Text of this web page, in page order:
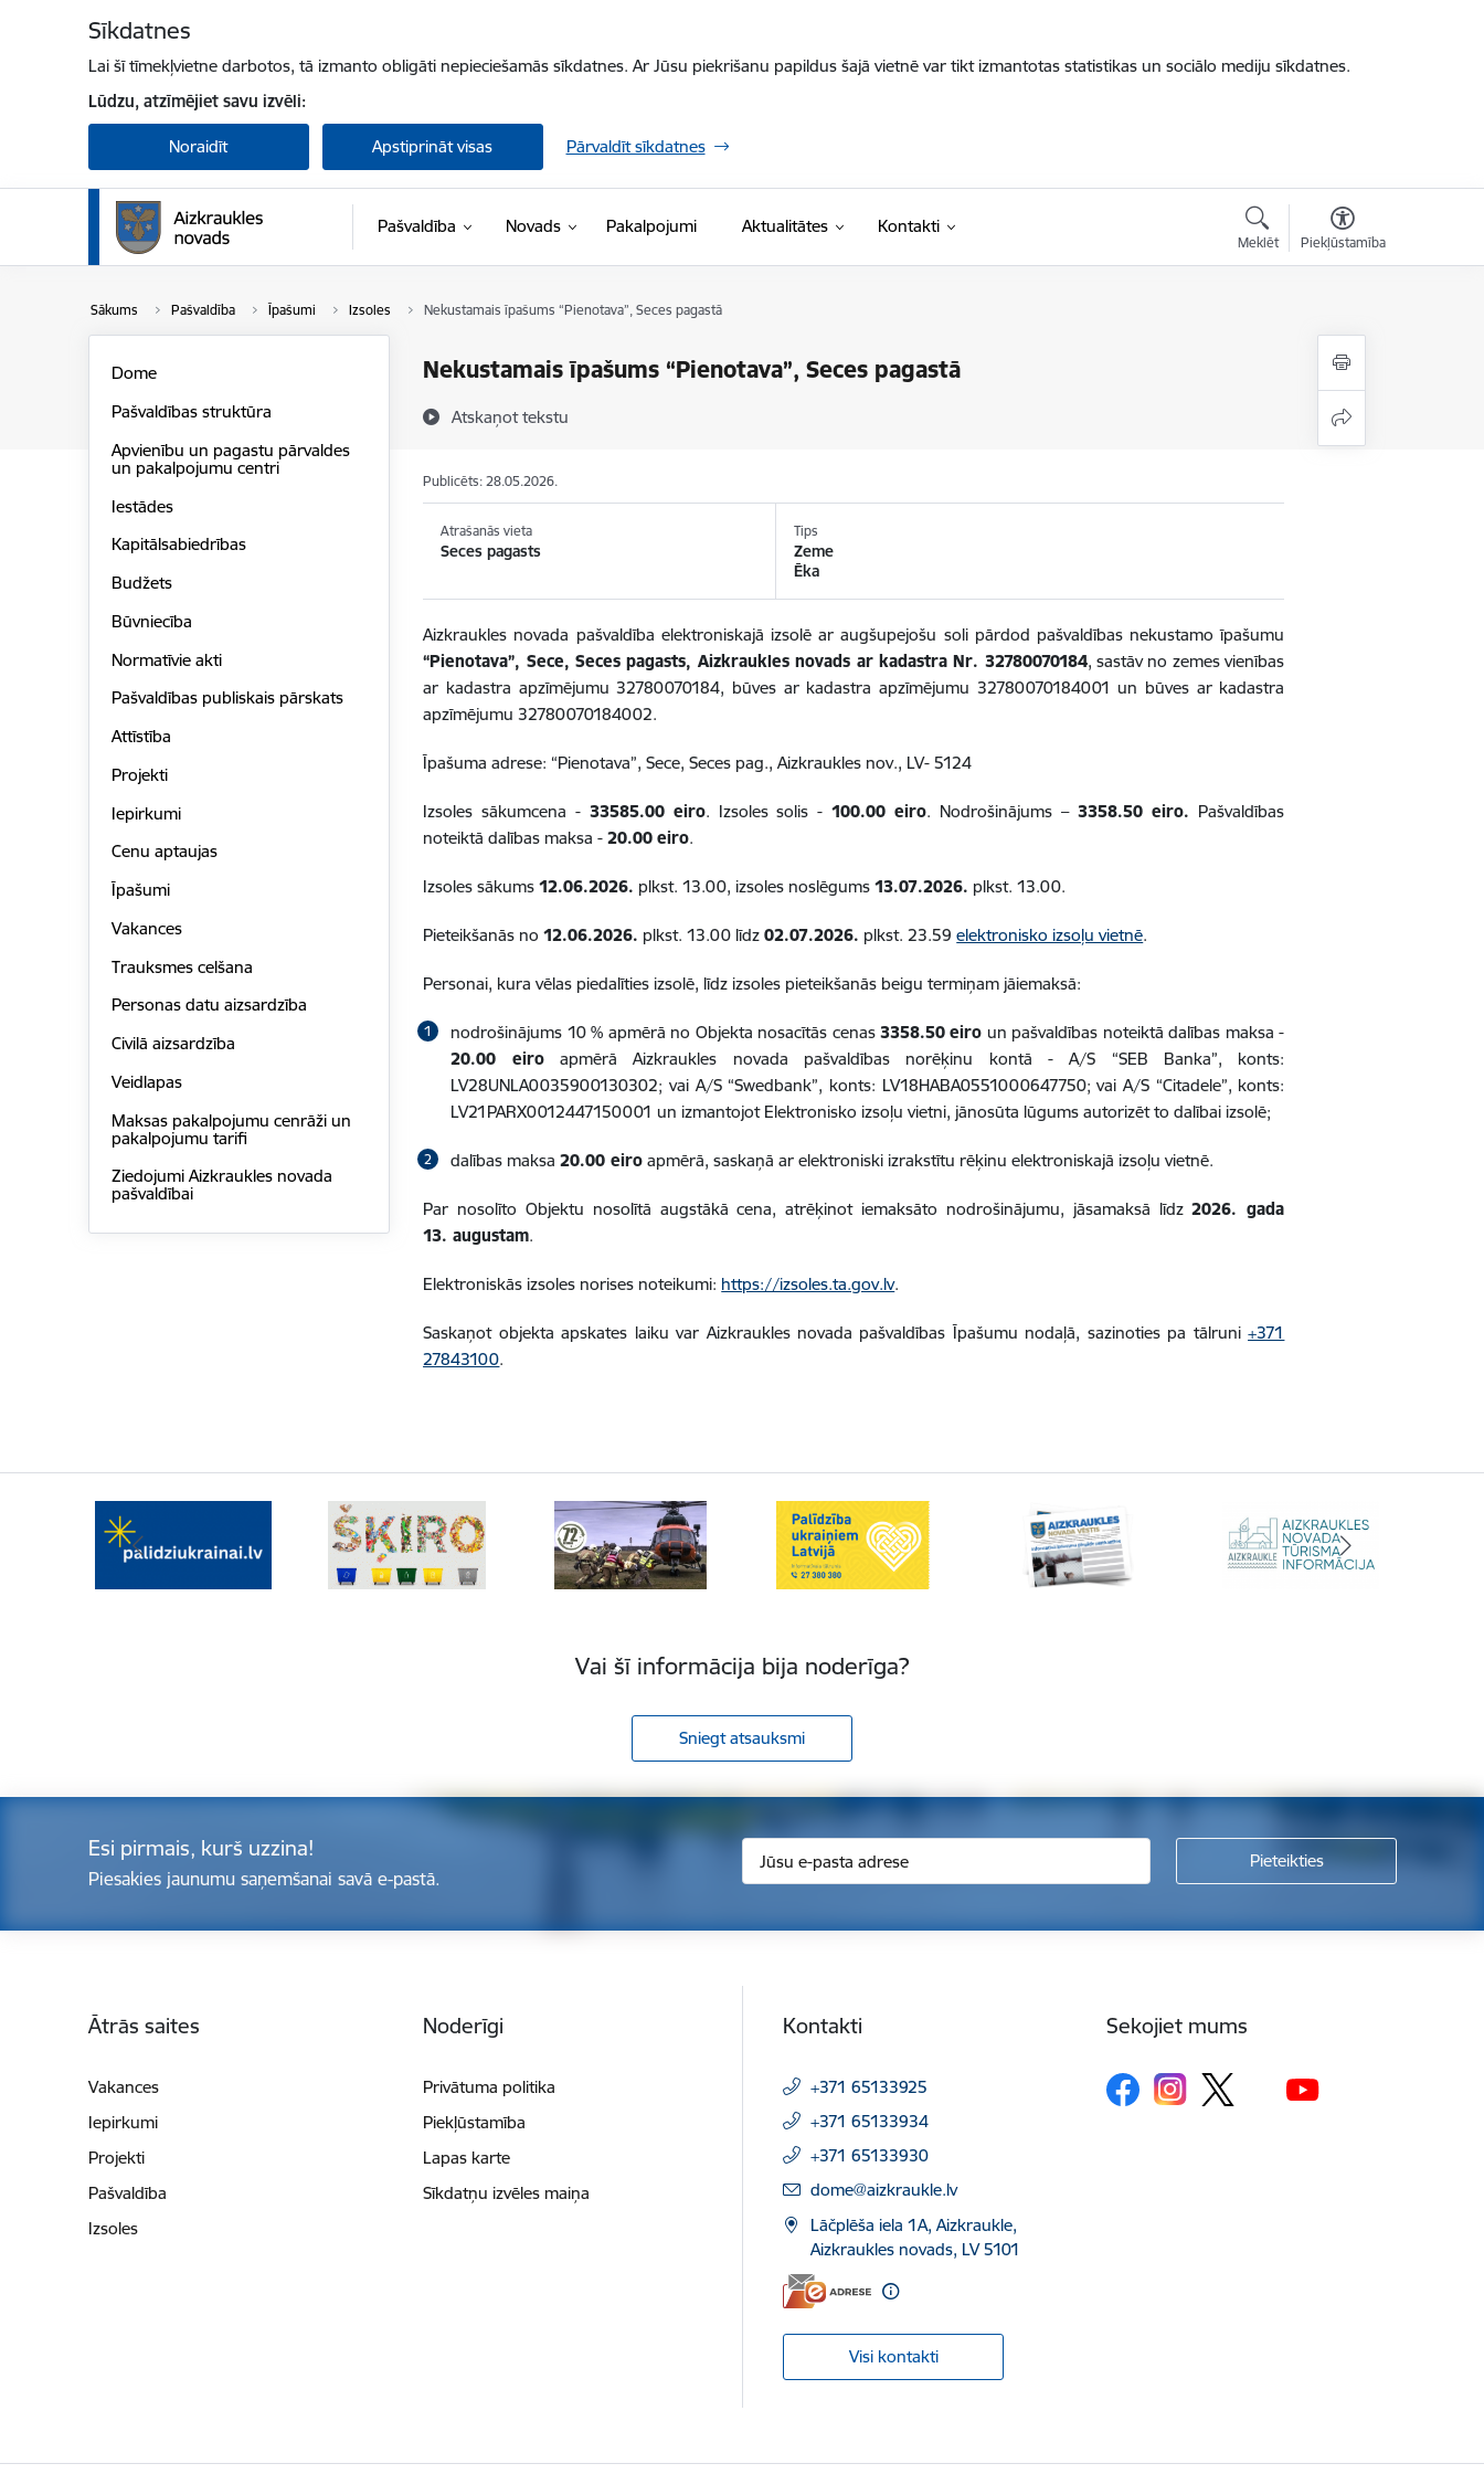
Sīkdatnes
Lai šī tīmekļvietne darbotos, tā izmanto obligāti nepieciešamās sīkdatnes. Ar Jūsu piekrišanu papildus šajā vietnē var tikt izmantotas statistikas un sociālo mediju sīkdatnes.
Lūdzu, atzīmējiet savu izvēli:
Noraidīt Apstiprināt visas Pārvaldīt sīkdatnes
Pašvaldība Novads Pakalpojumi Aktualitātes Kontakti
Meklēt Piekļūstamība
Sākums Pašvaldība Īpašumi Izsoles Nekustamais īpašums “Pienotava”, Seces pagastā
Nekustamais īpašums “Pienotava”, Seces pagastā
Atskaņot tekstu
Dome
Pašvaldības struktūra
Apvienību un pagastu pārvaldes
un pakalpojumu centri
Iestādes
Kapitālsabiedrības
Budžets
Būvniecība
Normatīvie akti
Pašvaldības publiskais pārskats
Attīstība
Projekti
Iepirkumi
Cenu aptaujas
Īpašumi
Vakances
Trauksmes celšana
Personas datu aizsardzība
Civilā aizsardzība
Veidlapas
Maksas pakalpojumu cenrāži un
pakalpojumu tarifi
Ziedojumi Aizkraukles novada
pašvaldībai
Publicēts: 28.05.2026.
Atrašanās vieta
Seces pagasts
Tips
Zeme
Ēka
Aizkraukles novada pašvaldība elektroniskajā izsolē ar augšupejošu soli pārdod pašvaldības nekustamo īpašumu
“Pienotava”, Sece, Seces pagasts, Aizkraukles novads ar kadastra Nr. 32780070184, sastāv no zemes vienības
ar kadastra apzīmējumu 32780070184, būves ar kadastra apzīmējumu 32780070184001 un būves ar kadastra
apzīmējumu 32780070184002.
Īpašuma adrese: “Pienotava”, Sece, Seces pag., Aizkraukles nov., LV- 5124
Izsoles sākumcena - 33585.00 eiro. Izsoles solis -100.00 eiro. Nodrošinājums – 3358.50 eiro. Pašvaldības
noteiktā dalības maksa -20.00 eiro.
Izsoles sākums12.06.2026. plkst. 13.00, izsoles noslēgums13.07.2026. plkst. 13.00.
Pieteikšanās no12.06.2026. plkst. 13.00 līdz02.07.2026. plkst. 23.59elektronisko izsoļu vietnē.
Personai, kura vēlas piedalīties izsolē, līdz izsoles pieteikšanās beigu termiņam jāiemaksā:
nodrošinājums 10 % apmērā no Objekta nosacītās cenas 3358.50 eiro un pašvaldības noteiktā dalības maksa -
20.00
eiroapmērā Aizkraukles novada pašvaldības norēķinu kontā - A/S “SEB Banka”, konts:
LV28UNLA0035900130302; vai A/S “Swedbank”, konts: LV18HABA0551000647750; vai A/S “Citadele”, konts:
LV21PARX0012447150001 un izmantojot Elektronisko izsoļu vietni, jānosūta lūgums autorizēt to dalībai izsolē;
dalības maksa20.00 eiro apmērā, saskaņā ar elektroniski izrakstītu rēķinu elektroniskajā izsoļu vietnē.
Par nosolīto Objektu nosolītā augstākā cena, atrēķinot iemaksāto nodrošinājumu, jāsamaksā līdz2026. gada
13. augustam.
Elektroniskās izsoles norises noteikumi: https://izsoles.ta.gov.lv.
Saskaņot objekta apskates laiku var Aizkraukles novada pašvaldības Īpašumu nodaļā, sazinoties pa tālruni+371
27843100.
Vai šī informācija bija noderīga?
Sniegt atsauksmi
Esi pirmais, kurš uzzina!
Piesakies jaunumu saņemšanai savā e-pastā.
Ātrās saites
Vakances
Iepirkumi
Projekti
Pašvaldība
Izsoles
Noderīgi
Privātuma politika
Piekļūstamība
Lapas karte
Sīkdatņu izvēles maiņa
Kontakti
+371 65133925
+371 65133934
+371 65133930
E-pasts:
dome@aizkraukle.lv
Lāčplēša iela 1A, Aizkraukle,
Aizkraukles novads, LV 5101
Visi kontakti
Sekojiet mums